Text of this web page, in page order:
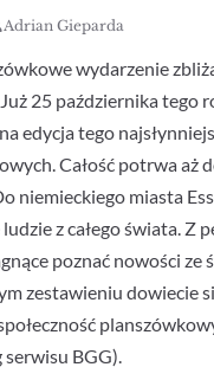
Adrian Gieparda
wydarzenie
25 października tego
edycja tego
Całość potrwa aż
niemieckiego miasta
z całego świata. Z
poznać nowości ze
zestawieniu dowiecie
BGG).